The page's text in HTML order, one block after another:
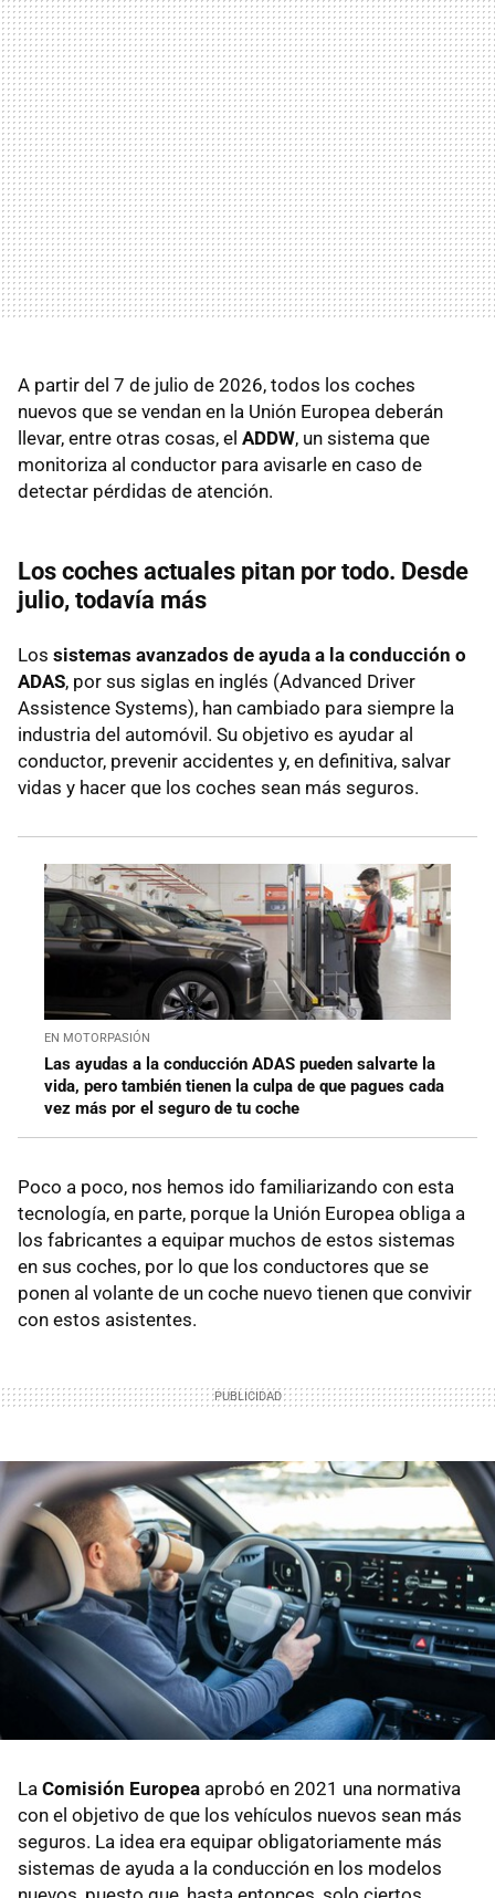
A partir del 7 de julio de 2026, todos los coches
nuevos que se vendan en la Unión Europea deberán
llevar, entre otras cosas, el ADDW, un sistema que
monitoriza al conductor para avisarle en caso de
detectar pérdidas de atención.
Los coches actuales pitan por todo. Desde
julio, todavía más
Los sistemas avanzados de ayuda a la conducción o
ADAS, por sus siglas en inglés (Advanced Driver
Assistence Systems), han cambiado para siempre la
industria del automóvil. Su objetivo es ayudar al
conductor, prevenir accidentes y, en definitiva, salvar
vidas y hacer que los coches sean más seguros.
EN MOTORPASIÓN
Las ayudas a la conducción ADAS pueden salvarte la
vida, pero también tienen la culpa de que pagues cada
vez más por el seguro de tu coche
Poco a poco, nos hemos ido familiarizando con esta
tecnología, en parte, porque la Unión Europea obliga a
los fabricantes a equipar muchos de estos sistemas
en sus coches, por lo que los conductores que se
ponen al volante de un coche nuevo tienen que convivir
con estos asistentes.
La Comisión Europea aprobó en 2021 una normativa
con el objetivo de que los vehículos nuevos sean más
seguros. La idea era equipar obligatoriamente más
sistemas de ayuda a la conducción en los modelos